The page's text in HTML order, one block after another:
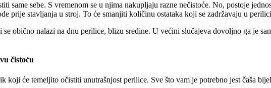
same sebe. S vremenom se u njima nakupljaju razne nečistoće. No, postoje
prije stavljanja u stroj. To će smanjiti količinu ostataka koji se zadržavaju u perilici
obično nalazi na dnu perilice, blizu sredine. U većini slučajeva dovoljno ga je
čistoću
koji će temeljito očistiti unutrašnjost perilice. Sve što vam je potrebno jest čaša